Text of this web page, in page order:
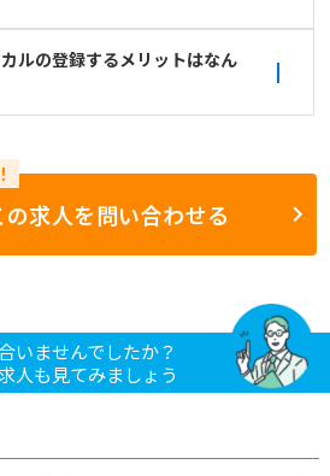
ルの登録するメリットはなん
の求人を問い合わせる
いませんでしたか？
人も見てみましょう